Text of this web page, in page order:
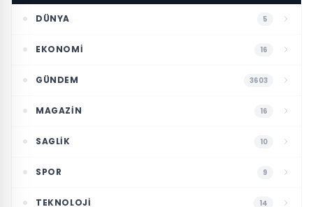
DÜNYA 5
EKONOMI 16
GÜNDEM 3603
MAGAZIN 16
SAGLIK 10
SPOR 9
TEKNOLOJI 14